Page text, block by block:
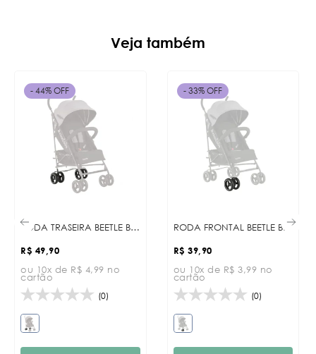
Veja também
RODA TRASEIRA BEETLE BLACK
R$ 49,90
ou 10x de R$ 4,99 no
cartão
- 44% OFF
(0)
RODA FRONTAL BEETLE BLACK
R$ 39,90
ou 10x de R$ 3,99 no
cartão
- 33% OFF
(0)